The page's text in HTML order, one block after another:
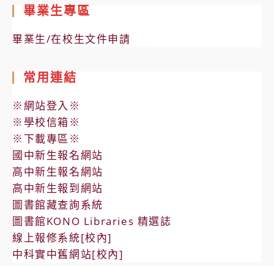
畢業生專區
畢業生/在校生文件申請
常用連結
※網站登入※
※學校信箱※
※下載專區※
國中新生報名網站
高中新生報名網站
高中新生報到網站
圖書館藏查詢系統
圖書館KONO Libraries 精選誌
線上報修系統[校內]
中科實中舊網站[校內]